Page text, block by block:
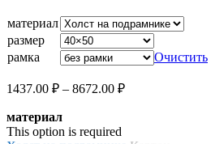
1437.00 ₽
–
8672.00 ₽
материал
размер
рамка
Очистить
1437.00 ₽ – 8672.00 ₽Диапазон
материал
This option is required